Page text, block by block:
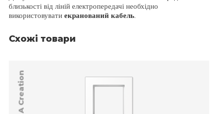
близькості від ліній електропередачі необхідно
використовувати екранований кабель.
Схожі товари
A Creation